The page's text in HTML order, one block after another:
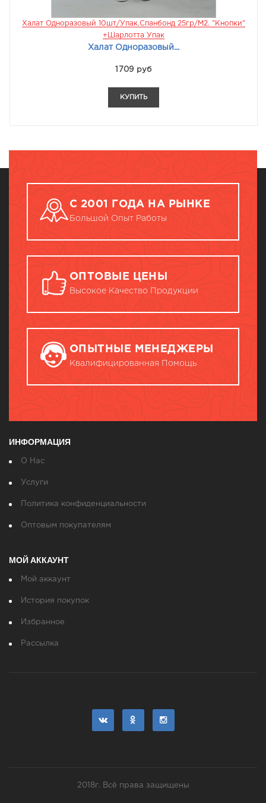
Халат Одноразовый 10шт/упак.Спанбонд 25гр/м2. "кнопки"
+Шарлотта Упак
Халат Одноразовый...
1709 руб
КУПИТЬ
С 2001 ГОДА НА РЫНКЕ
Большой Опыт Работы
ОПТОВЫЕ ЦЕНЫ
Высокое Качество Продукции
ОПЫТНЫЕ МЕНЕДЖЕРЫ
Квалифицированная Помощь
ИНФОРМАЦИЯ
О Нас
Услуги
Политика конфиденциальности
Оптовым покупателям
МОЙ АККАУНТ
Мой аккаунт
История покупок
Избранное
Рассылка
2018г. Всё права защищены